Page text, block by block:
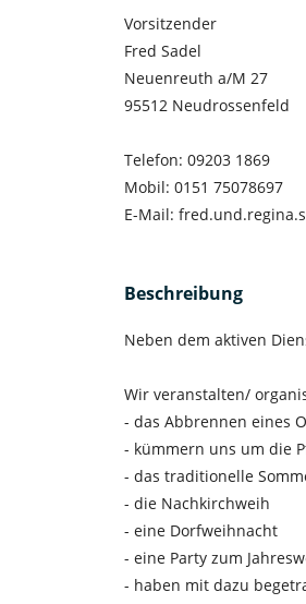
Vorsitzender
Fred Sadel
Neuenreuth a/M 27
95512 Neudrossenfeld
Telefon: 09203 1869
Mobil: 0151 75078697
E-Mail:
Beschreibung
Neben dem aktiven
Wir veranstalten/
- das Abbrennen eines
- kümmern uns um die
- das traditionelle
- die Nachkirchweih
- eine Dorfweihnacht
- eine Party zum
- haben mit dazu